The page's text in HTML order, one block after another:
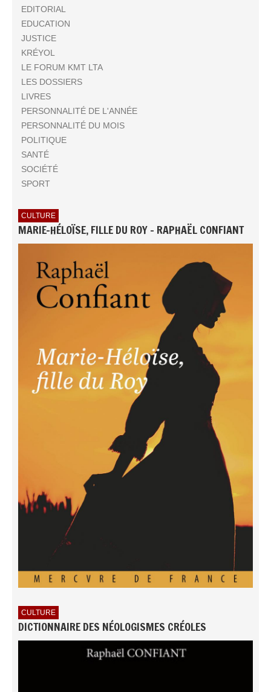
EDITORIAL
EDUCATION
JUSTICE
KRÉYOL
LE FORUM KMT LTA
LES DOSSIERS
LIVRES
PERSONNALITÉ DE L'ANNÉE
PERSONNALITÉ DU MOIS
POLITIQUE
SANTÉ
SOCIÉTÉ
SPORT
CULTURE
MARIE-HÉLOÏSE, FILLE DU ROY - RAPHAËL CONFIANT
CULTURE
DICTIONNAIRE DES NÉOLOGISMES CRÉOLES